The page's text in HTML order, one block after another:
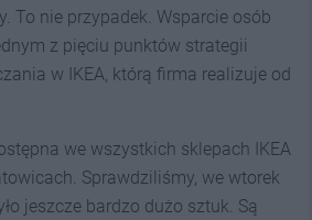
To nie przypadek. Wsparcie osób
z pięciu punktów strategii
w IKEA, którą firma realizuje od
we wszystkich sklepach IKEA
Sprawdziliśmy, we wtorek
jeszcze bardzo dużo sztuk. Są